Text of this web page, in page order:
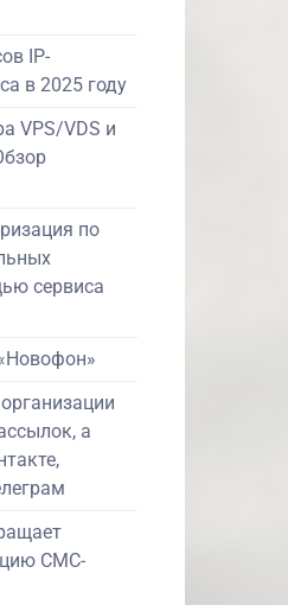
IP-
в 2025 году
VPS/VDS и
по
сервиса
а
СМС-